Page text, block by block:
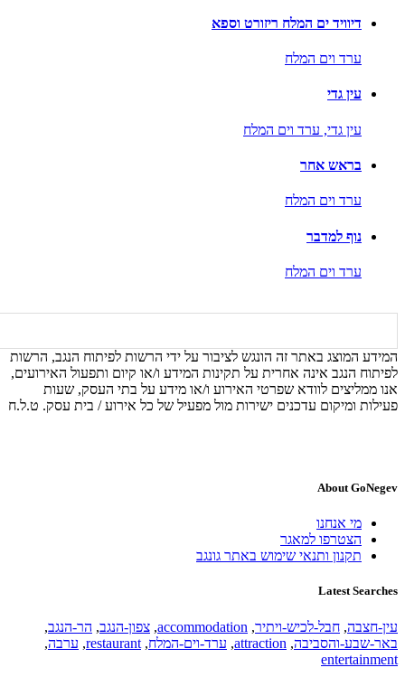
דיוויד ים המלח ריזורט וספא
ערד וים המלח
עין גדי
עין גדי, ערד וים המלח
בראש אחר
ערד וים המלח
נוף למדבר
ערד וים המלח
המידע המוצג באתר זה הונגש לציבור על ידי הרשות לפיתוח הנגב, הרשות
לפיתוח הנגב אינה אחרית על תקינות המידע ו/או קיום ותפעול האירועים,
אנו ממליצים לוודא שפרטי האירוע ו/או מידע על בתי העסק, שעות
פעילות ומיקום עדכנים ישירות מול מפעיל של כל אירוע / בית עסק. ט.ל.ח
About GoNegev
מי אנחנו
הצטרפו למאגר
תקנון ותנאי שימוש באתר גונגב
Latest Searches
עין-חצבה, חבל-לכיש-ויתיר,
accommodation
, צפון-הנגב, הר-הנגב,
באר-שבע-והסביבה,
attraction
, ערד-וים-המלח,
restaurant
, ערבה,
entertainment